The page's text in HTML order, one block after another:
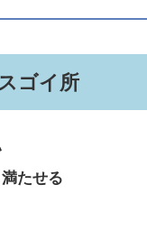
ゴイ所
たせる